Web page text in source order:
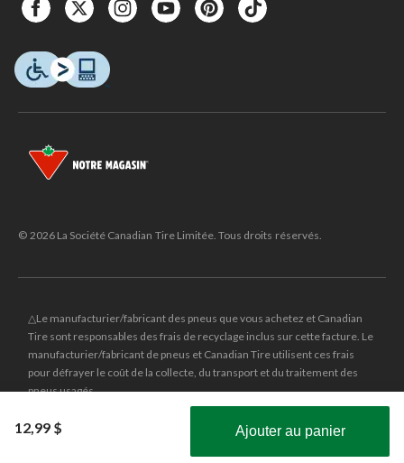
12,99 $ Ajouter au panier
Obtenez les plus récentes offres!
© 2026 La Société Canadian Tire Limitée. Tous droits réservés.
△Le manufacturier/fabricant des pneus que vous achetez et Canadian
Tire sont responsables des frais de recyclage inclus sur cette facture. Le
manufacturier/fabricant de pneus et Canadian Tire utilisent ces frais
pour défrayer le coût de la collecte, du transport et du traitement des
pneus usagés.
marques de commerce déposées de la Société Canadian Tire Limitée.